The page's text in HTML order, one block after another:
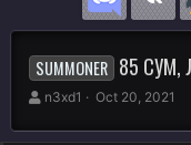
SUMMONER 85 СУМ,
A
t
n3xd1
C
e
Oct 20, 2021